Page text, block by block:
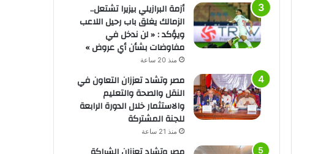
أزمة البرازيلي بيزيرا تشتعل..
الزمالك يغلق باب رحيل اللاعب
ويؤكد : « لن ندخل في
مفاوضات بشأن أي عروض »
منذ 20 ساعة
مصر وتشاد تعززان التعاون في
النقل والصحة والتعليم
والاستثمار خلال الدورة الرابعة
للجنة المشتركة
منذ 21 ساعة